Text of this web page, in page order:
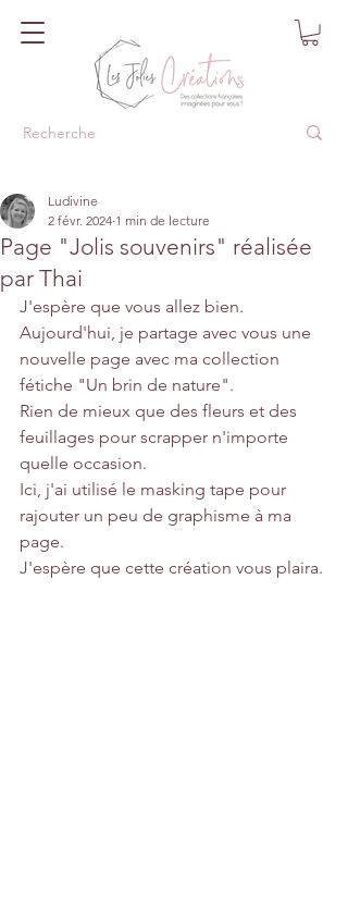
Page "Jolis souvenirs" réalisée
par Thai
Ludivine
2 févr. 2024 1 min de lecture
J'espère que vous allez bien.
Aujourd'hui, je partage avec vous une
nouvelle page avec ma collection
fétiche "Un brin de nature".
Rien de mieux que des fleurs et des
feuillages pour scrapper n'importe
quelle occasion.
Ici, j'ai utilisé le masking tape pour
rajouter un peu de graphisme à ma
page.
J'espère que cette création vous plaira.